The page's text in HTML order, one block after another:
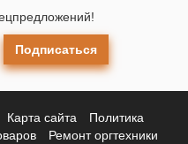
Подписаться
Карта сайта
Политика
Ремонт оргтехники